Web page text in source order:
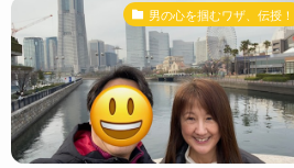
男の心を掴むワザ、伝授！